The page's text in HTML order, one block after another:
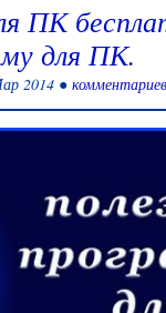
ПК
для ПК.
2014 ●